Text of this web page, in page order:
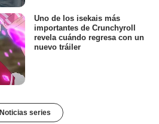
Uno de los isekais más
importantes de Crunchyroll
revela cuándo regresa con un
nuevo tráiler
Noticias series